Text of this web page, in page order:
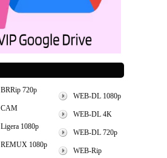
BRRip 720p
CAM
Ligera 1080p
REMUX 1080p
WEB-DL 1080p
WEB-DL 4K
WEB-DL 720p
WEB-Rip